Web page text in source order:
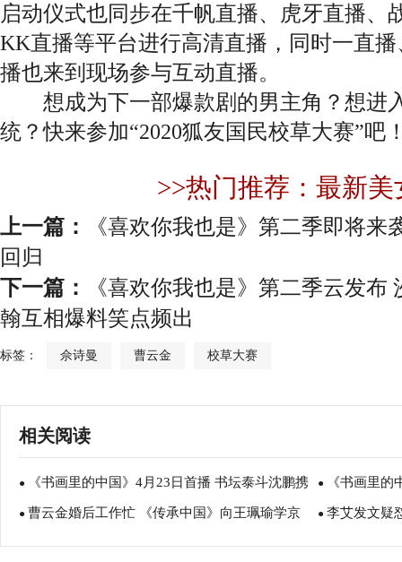
启动仪式也同步在千帆直播、虎牙直播、
KK直播等平台进行高清直播，同时一直
播也来到现场参与互动直播。
想成为下一部爆款剧的男主角？想进
统？快来参加“2020狐友国民校草大赛”吧
>>热门推荐：最新美
上一篇：
《喜欢你我也是》第二季即将来
回归
下一篇：
《喜欢你我也是》第二季云发布
翰互相爆料笑点频出
标签： 佘诗曼 曹云金 校草大赛
相关阅读
● 《书画里的中国》4月23日首播 书坛泰斗沈鹏携
书画百名家题字共贺
● 《书画里
曼对话虢国夫
● 曹云金婚后工作忙 《传承中国》向王珮瑜学京
剧
● 李艾发文疑